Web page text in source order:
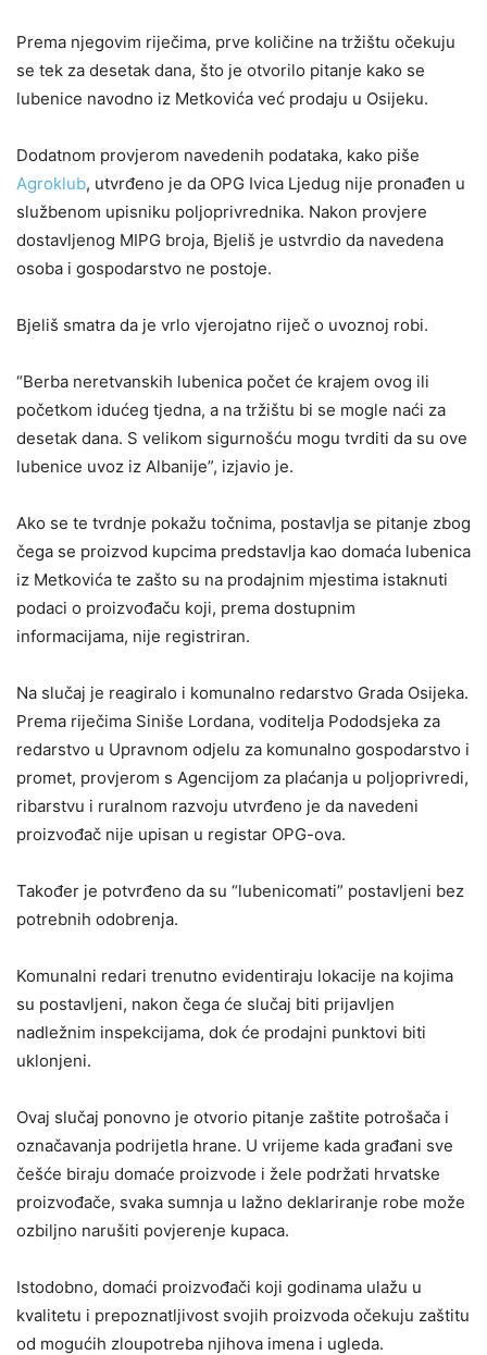
Prema njegovim riječima, prve količine na tržištu očekuju
se tek za desetak dana, što je otvorilo pitanje kako se
lubenice navodno iz Metkovića već prodaju u Osijeku.
Dodatnom provjerom navedenih podataka, kako piše
Agroklub, utvrđeno je da OPG Ivica Ljedug nije pronađen u
službenom upisniku poljoprivrednika. Nakon provjere
dostavljenog MIPG broja, Bjeliš je ustvrdio da navedena
osoba i gospodarstvo ne postoje.
Bjeliš smatra da je vrlo vjerojatno riječ o uvoznoj robi.
“Berba neretvanskih lubenica počet će krajem ovog ili
početkom idućeg tjedna, a na tržištu bi se mogle naći za
desetak dana. S velikom sigurnošću mogu tvrditi da su ove
lubenice uvoz iz Albanije”, izjavio je.
Ako se te tvrdnje pokažu točnima, postavlja se pitanje zbog
čega se proizvod kupcima predstavlja kao domaća lubenica
iz Metkovića te zašto su na prodajnim mjestima istaknuti
podaci o proizvođaču koji, prema dostupnim
informacijama, nije registriran.
Na slučaj je reagiralo i komunalno redarstvo Grada Osijeka.
Prema riječima Siniše Lordana, voditelja Pododsjeka za
redarstvo u Upravnom odjelu za komunalno gospodarstvo i
promet, provjerom s Agencijom za plaćanja u poljoprivredi,
ribarstvu i ruralnom razvoju utvrđeno je da navedeni
proizvođač nije upisan u registar OPG-ova.
Također je potvrđeno da su “lubenicomati” postavljeni bez
potrebnih odobrenja.
Komunalni redari trenutno evidentiraju lokacije na kojima
su postavljeni, nakon čega će slučaj biti prijavljen
nadležnim inspekcijama, dok će prodajni punktovi biti
uklonjeni.
Ovaj slučaj ponovno je otvorio pitanje zaštite potrošača i
označavanja podrijetla hrane. U vrijeme kada građani sve
češće biraju domaće proizvode i žele podržati hrvatske
proizvođače, svaka sumnja u lažno deklariranje robe može
ozbiljno narušiti povjerenje kupaca.
Istodobno, domaći proizvođači koji godinama ulažu u
kvalitetu i prepoznatljivost svojih proizvoda očekuju zaštitu
od mogućih zloupotreba njihova imena i ugleda.